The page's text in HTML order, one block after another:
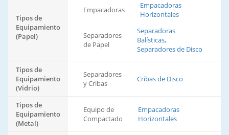
Tipos de
Equipamiento
(Papel)
Empacadoras
Empacadoras
Horizontales
Separadores
de Papel
Separadoras
Balísticas,
Separadores de Disco
Tipos de
Equipamiento
(Vidrio)
Separadores
y Cribas
Cribas de Disco
Tipos de
Equipamiento
(Metal)
Equipo de
Compactado
Empacadoras
Horizontales